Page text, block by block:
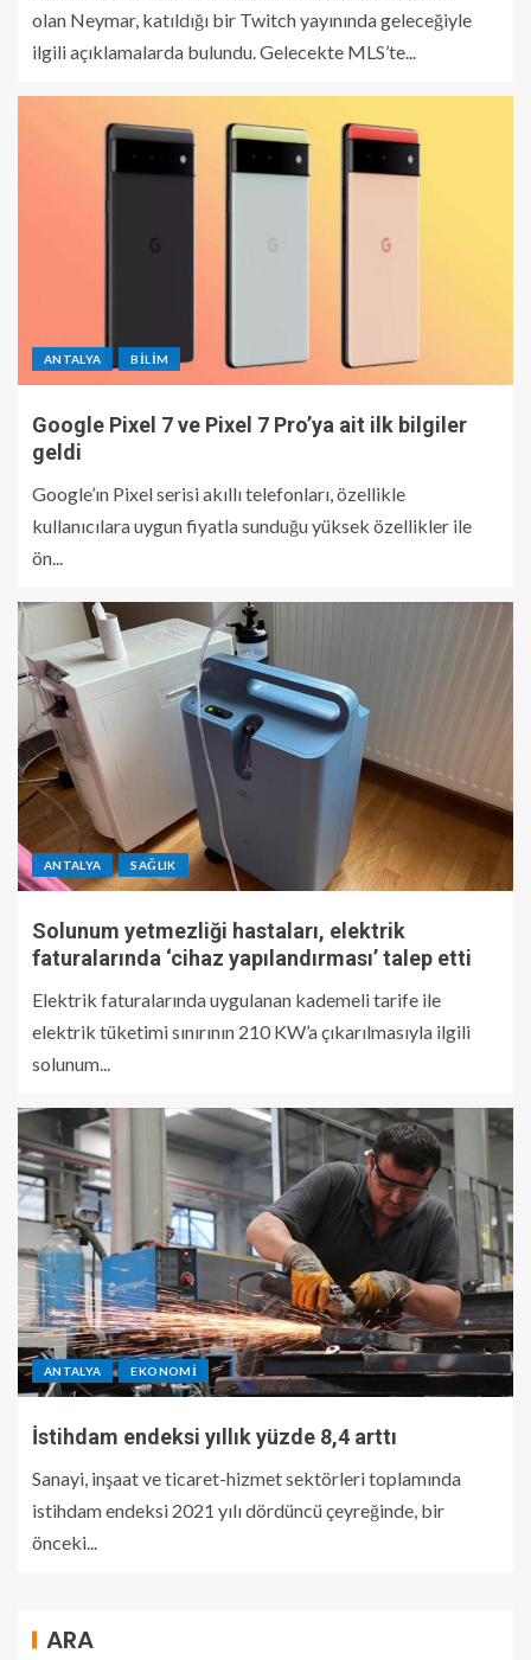
olan Neymar, katıldığı bir Twitch yayınında geleceğiyle
ilgili açıklamalarda bulundu. Gelecekte MLS’te...
ANTALYA BILIM
Google Pixel 7 ve Pixel 7 Pro’ya ait ilk bilgiler
geldi
Google’ın Pixel serisi akıllı telefonları, özellikle
kullanıcılara uygun fiyatla sunduğu yüksek özellikler ile
ön...
ANTALYA SAĞLIK
Solunum yetmezliği hastaları, elektrik
faturalarında ‘cihaz yapılandırması’ talep etti
Elektrik faturalarında uygulanan kademeli tarife ile
elektrik tüketimi sınırının 210 KW’a çıkarılmasıyla ilgili
solunum...
ANTALYA EKONOMI
İstihdam endeksi yıllık yüzde 8,4 arttı
Sanayi, inşaat ve ticaret-hizmet sektörleri toplamında
istihdam endeksi 2021 yılı dördüncü çeyreğinde, bir
önceki...
ARA